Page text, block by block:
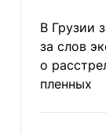
В Грузии
за слов
о
пленных